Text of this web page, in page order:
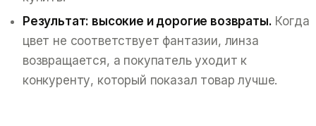
Результат: высокие и дорогие возвраты. Когда
цвет не соответствует фантазии, линза
возвращается, а покупатель уходит к
конкуренту, который показал товар лучше.